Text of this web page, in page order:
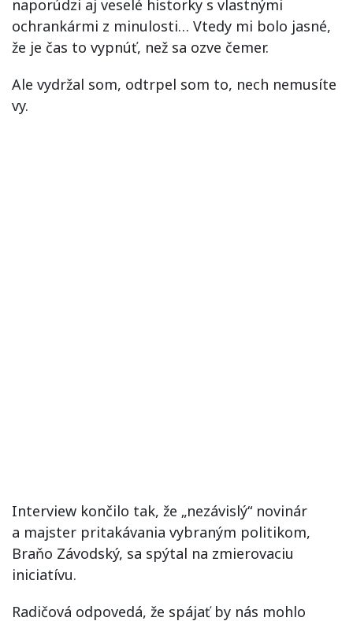
naporúdzi aj veselé historky s vlastnými
ochrankármi z minulosti… Vtedy mi bolo jasné,
že je čas to vypnúť, než sa ozve čemer.
Ale vydržal som, odtrpel som to, nech nemusíte
vy.
Interview končilo tak, že „nezávislý“ novinár
a majster pritakávania vybraným politikom,
Braňo Závodský, sa spýtal na zmierovaciu
iniciatívu.
Radičová odpovedá, že spájať by nás mohlo